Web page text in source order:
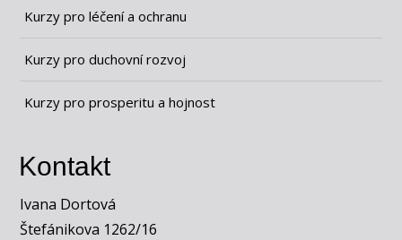
Kurzy pro léčení a ochranu
Kurzy pro duchovní rozvoj
Kurzy pro prosperitu a hojnost
Kontakt
Ivana Dortová
Štefánikova 1262/16